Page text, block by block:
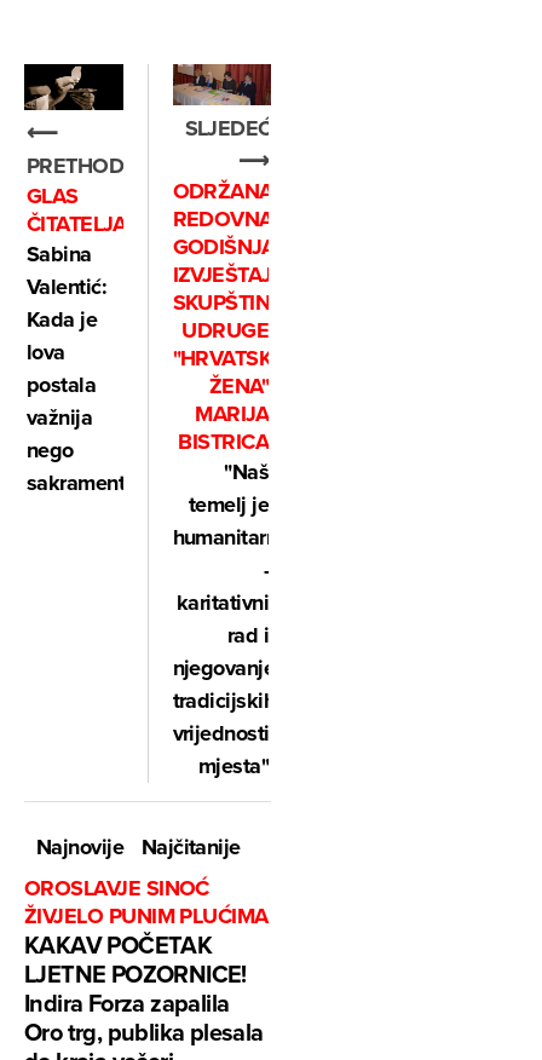
⟵
PRETHODNO
GLAS
ČITATELJA
Sabina
Valentić:
Kada je
lova
postala
važnija
nego
sakrament?
SLJEDEĆE
⟶
ODRŽANA
REDOVNA
GODIŠNJA
IZVJEŠTAJNA
SKUPŠTINA
UDRUGE
"HRVATSKA
ŽENA"
MARIJA
BISTRICA
"Naš
temelj je
humanitarno
-
karitativni
rad i
njegovanje
tradicijskih
vrijednosti
mjesta"
Najnovije
Najčitanije
OROSLAVJE SINOĆ
ŽIVJELO PUNIM PLUĆIMA
KAKAV POČETAK
LJETNE POZORNICE!
Indira Forza zapalila
Oro trg, publika plesala